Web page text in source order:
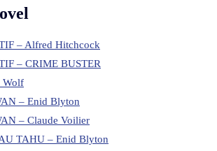
– Alfred Hitchcock
– CRIME BUSTER
Wolf
– Enid Blyton
– Claude Voilier
TAHU – Enid Blyton